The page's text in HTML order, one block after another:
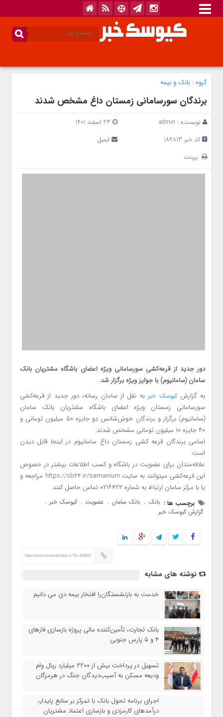
گروه : بانک‌ و بیمه
برندگان سورسامانی زمستان داغ مشخص شدند
نویسنده : admin
کد خبر 184813
ایمیل
پرینت
دور جدید از قرعه‌کشی سورسامانی ویژه اعضای باشگاه مشتریان بانک
سامان (سامانیوم) با جوایز ویژه برگزار شد.
به گزارشکیوسک خبربه نقل از سامان رسانه، دور جدید از قرعه‌کشی
سورسامانی زمستان ویژه اعضای باشگاه مشتریان بانک سامان
(سامانیوم) برگزار و برندگان خوش‌شانس دو جایزه ۵۰ میلیون تومانی و
۴۰ جایزه ۱۰ میلیون تومانی مشخص شدند.
اسامی برندگان قرعه کشی زمستان داغ سامانیوم در اینجا قابل دیدن
است.
علاقه‌مندان برای عضویت در باشگاه و کسب اطلاعات بیشتر در خصوص
این قرعه‌کشی میتوانند به سایت https://sb24.ir/samanium مراجعه و
یا با مرکز سامان ارتباط به شماره ۰۲۱۶۴۲۲ تماس حاصل کنند.
برچسب ها : بانک , بانک سامان , عضویت , کیوسک خبر ,
گزارش کیوسک خبر
https://www.kioskekhabar.ir/?p=184813
نوشته های مشابه
خدمت به بازنشستگان‌را افتخار بیمه دی می دانیم
بانک تجارت، تأمین‌کننده مالی پروژه بازسازی فازهای
۴ و ۵ پارس جنوبی
تسهیل در پرداخت بیش از ۲۲۰۰ میلیارد ریال وام
ودیعه مسکن به آسیب‌دیدگان جنگ در هرمزگان
اجرای برنامه تحول بانک با تمرکز بر منابع پایدار،
درآمدهای کارمزدی و بازسازی اعتماد مشتریان